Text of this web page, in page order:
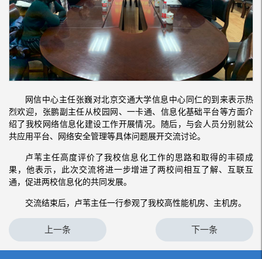
网信中心主任张巍对北京交通大学信息中心同仁的到来表示热
烈欢迎，张鹏副主任从校园网、一卡通、信息化基础平台等方面介
绍了我校网络信息化建设工作开展情况。随后，与会人员分别就公
共应用平台、网络安全管理等具体问题展开交流讨论。
卢苇主任高度评价了我校信息化工作的思路和取得的丰硕成
果，他表示，此次交流将进一步增进了两校间相互了解、互联互
通，促进两校信息化的共同发展。
交流结束后，卢苇主任一行参观了我校高性能机房、主机房。
上一条 下一条